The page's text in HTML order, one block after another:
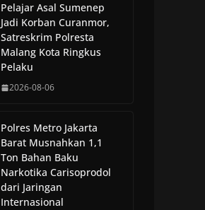
Pelajar Asal Sumenep
Jadi Korban Curanmor,
Satreskrim Polresta
Malang Kota Ringkus
Pelaku
2026-08-06
Polres Metro Jakarta
Barat Musnahkan 1,1
Ton Bahan Baku
Narkotika Carisoprodol
dari Jaringan
Internasional